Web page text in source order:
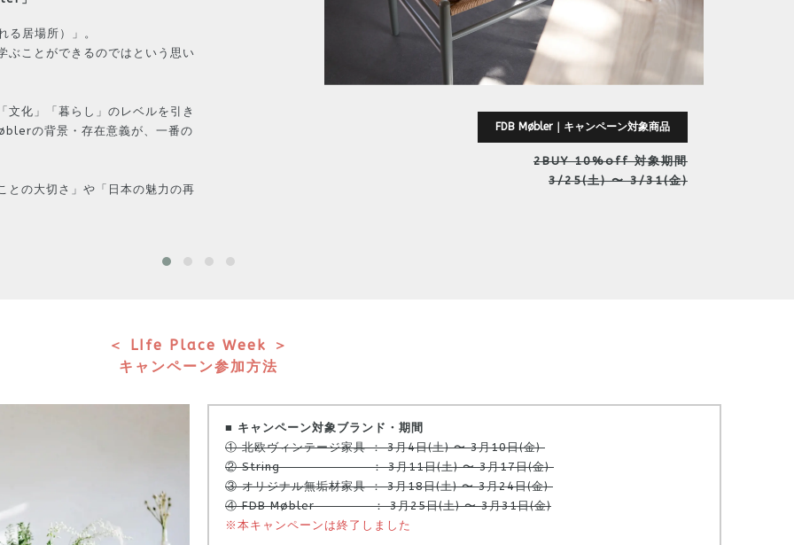
居場所）」。
ぶことができるのではという思い
文化」「暮らし」のレベルを引き
の背景・存在意義が、一番の
との大切さ」や「日本の魅力の再
FDB Møbler｜キャンペーン対象商品
2BUY 10%off 対象期間
3/25(土) 〜 3/31(金)
＜ LIfe Place Week ＞
キャンペーン参加方法
■ キャンペーン対象ブランド・期間
① 北欧ヴィンテージ家具 ： 3月4日(土) 〜 3月10日(金)
② String ： 3月11日(土) 〜 3月17日(金)
③ オリジナル無垢材家具 ： 3月18日(土) 〜 3月24日(金)
④ FDB Møbler ： 3月25日(土) 〜 3月31日(金)
※本キャンペーンは終了しました